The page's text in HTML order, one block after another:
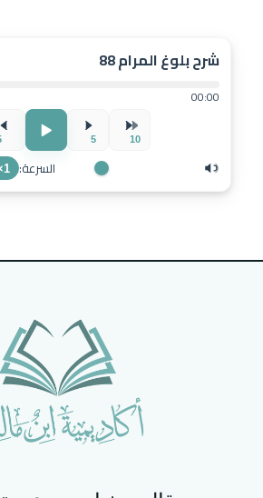
شرح بلوغ المرام 88
00:00
10
5
السرعة: 1×